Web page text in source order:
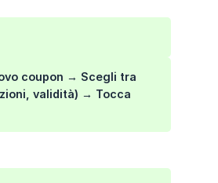
coupon → Scegli tra
validità) → Tocca